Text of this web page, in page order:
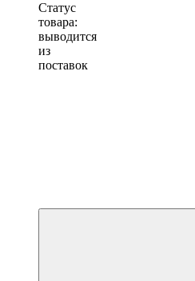
Статус
товара:
выводится
из
поставок